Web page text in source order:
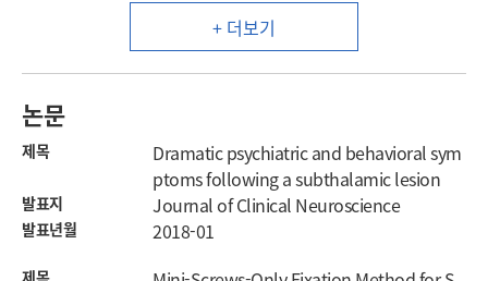
+ 더보기
논문
제목
Dramatic psychiatric and behavioral sym
ptoms following a subthalamic lesion
발표지 Journal of Clinical Neuroscience
발표년월 2018-01
제목